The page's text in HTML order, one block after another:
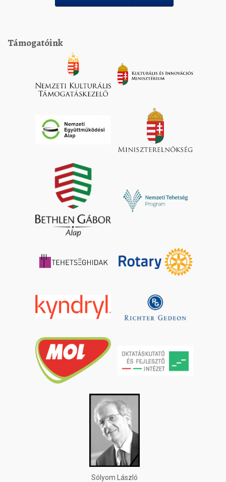
Támogatóink
Sólyom László